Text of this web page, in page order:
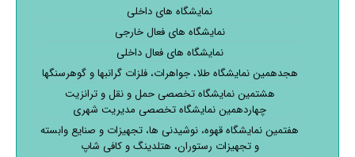
نمایشگاه های داخلی
نمایشگاه های فعال خارجی
نمایشگاه های فعال داخلی
هجدهمین نمایشگاه طلا، جواهرات، فلزات گرانبها و گوهرسنگها
هشتمین نمایشگاه تخصصی حمل و نقل و ترانزیت
چهاردهمین نمایشگاه تخصصی مدیریت شهری
هفتمین نمایشگاه قهوه، نوشیدنی ها، تجهیزات و صنایع وابسته
و تجهیزات رستوران، هتلدینگ و کافی شاپ